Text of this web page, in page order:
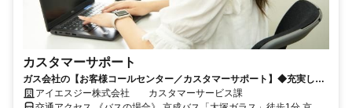
カスタマーサポート
ガス会社の【お客様コールセンター／カスタマーサポート】◆充実した
研修制度◆賞与2回◆有休取得率92％
アイエスジー株式会社 カスタマーサービス課